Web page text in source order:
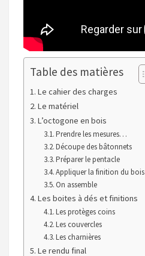
Table des matières
Le cahier des charges
Le matériel
L’octogone en bois
Prendre les mesures…
Découpe des bâtonnets
Préparer le pentacle
Appliquer la finition du bois
On assemble
Les boites à dés et finitions
Les protèges coins
Les couvercles
Les charnières
Le rendu final